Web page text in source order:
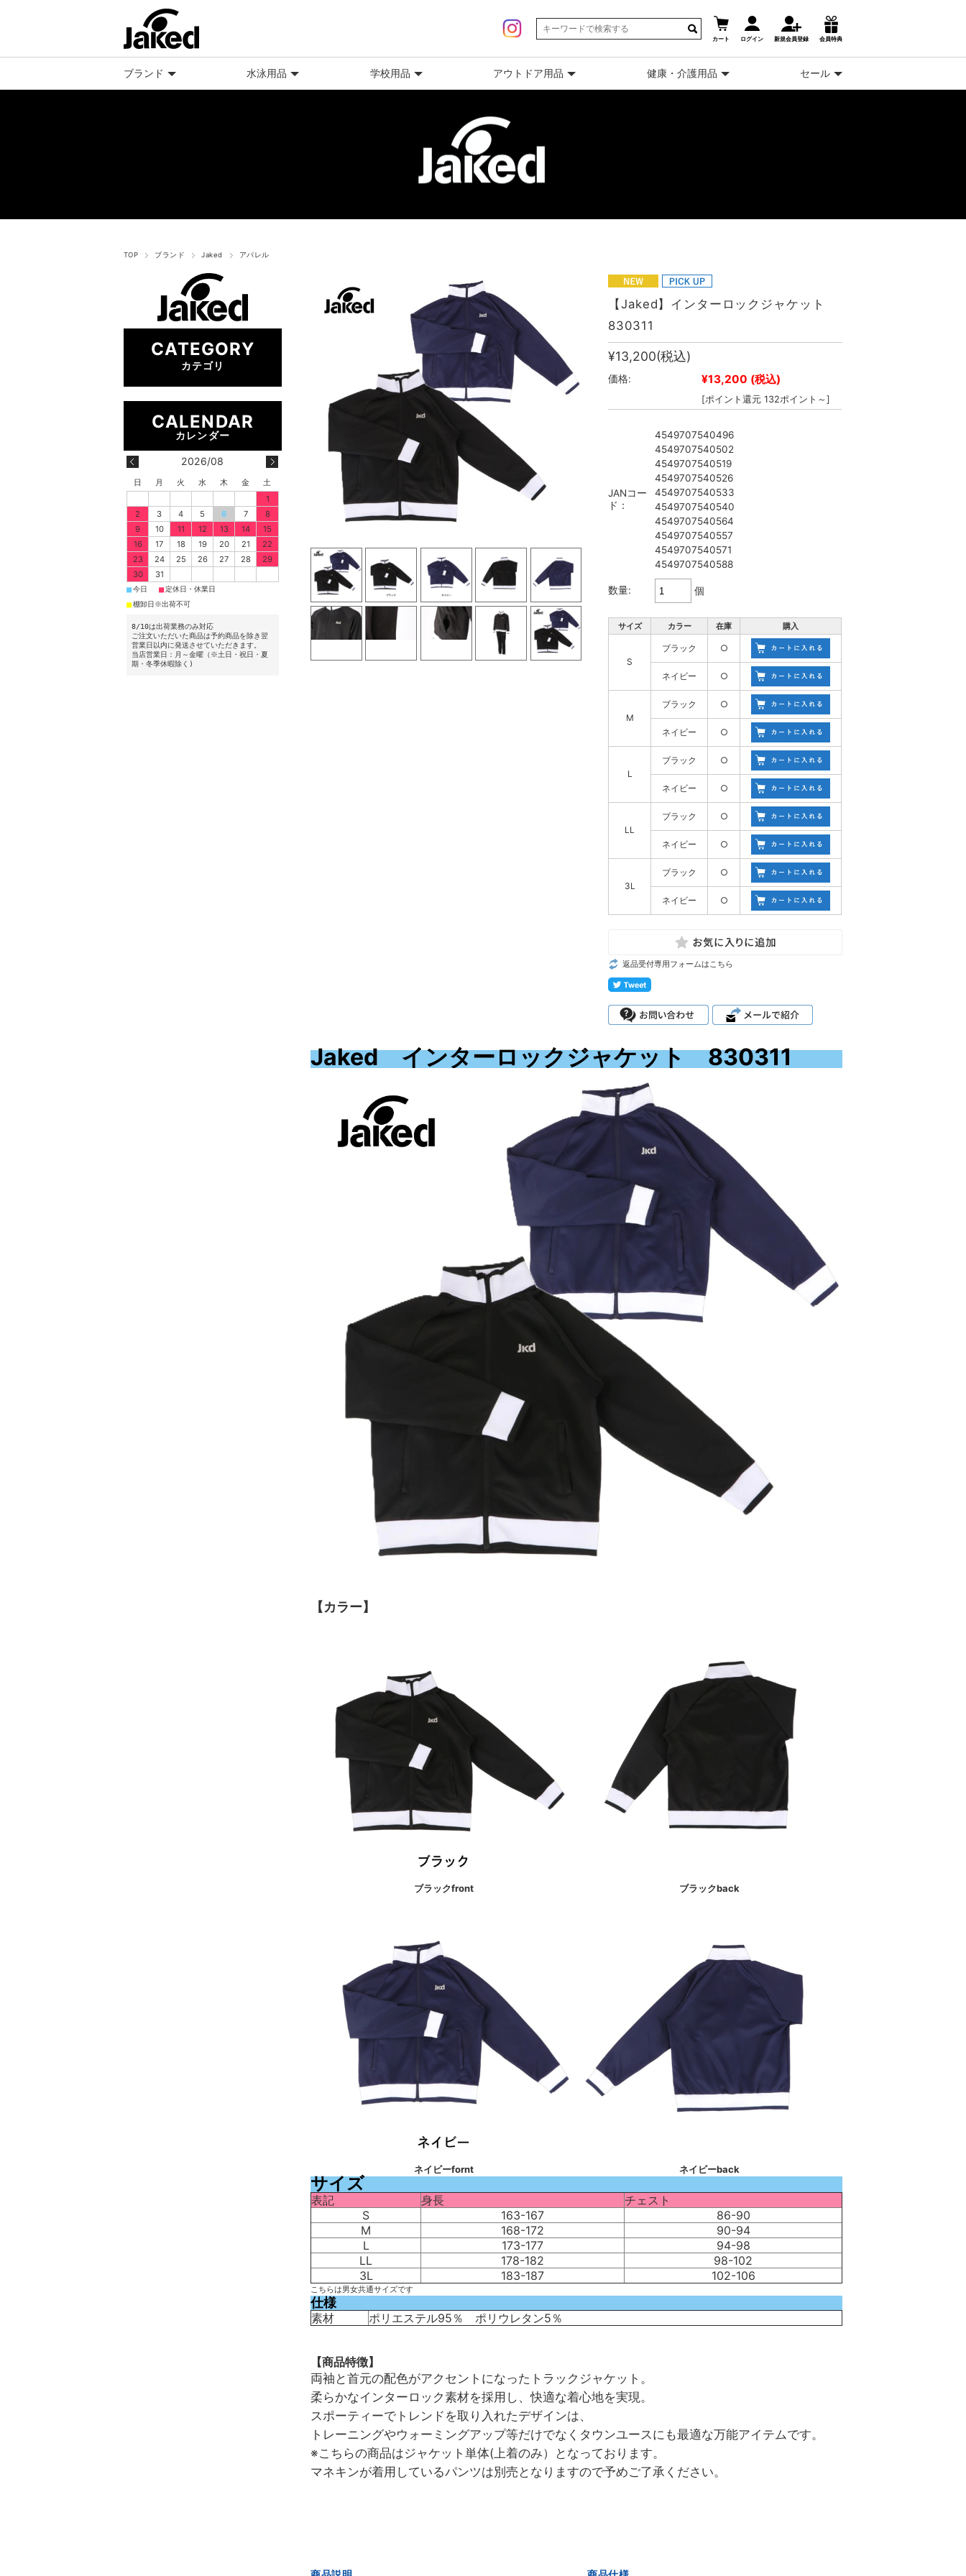
カート ログイン 新規会員登録 会員特典
ブランド 水泳用品 学校用品 アウトドア用品 健康・介護用品 セール
TOP ブランド Jaked アパレル
【Jaked】インターロックジャケット
830311
¥13,200(税込)
価格: ¥13,200 (税込)
[ポイント還元 132ポイント～]
JANコー
ド：
4549707540496
4549707540502
4549707540519
4549707540526
4549707540533
4549707540540
4549707540564
4549707540557
4549707540571
4549707540588
数量: 個
サイズ カラー 在庫 購入
S
ブラック ○
ネイビー ○
M
ブラック ○
ネイビー ○
L
ブラック ○
ネイビー ○
LL
ブラック ○
ネイビー ○
3L
ブラック ○
ネイビー ○
返品受付専用フォームはこちら
Jaked インターロックジャケット 830311
【カラー】
ブラックfront ブラックback
ネイビーfornt ネイビーback
サイズ
表記 身長
チェスト
S
163-167
86-90
M
168-172
90-94
L
173-177
94-98
LL
178-182
98-102
3L
183-187 102-106
こちらは男女共通サイズです
仕様
素材 ポリエステル95％ ポリウレタン5％
【商品特徴】
両袖と首元の配色がアクセントになったトラックジャケット。
柔らかなインターロック素材を採用し、快適な着心地を実現。
スポーティーでトレンドを取り入れたデザインは、
トレーニングやウォーミングアップ等だけでなくタウンユースにも最適な万能アイテムです。
※こちらの商品はジャケット単体(上着のみ）となっております。
マネキンが着用しているパンツは別売となりますので予めご了承ください。
CATEGORY
カテゴリ
2026/08
日 月 火 水 木 金
土
1
2
3 4 5 6 7
8
9
10 11 12 13 14
15
16
17 18 19 20 21
22
23
24 25 26 27 28
29
30
31
■今日 ■定休日・休業日
■棚卸日※出荷不可
8/10は出荷業務のみ対応
ご注文いただいた商品は予約商品を除き翌
営業日以内に発送させていただきます。
当店営業日：月～金曜（※土日・祝日・夏
期・冬季休暇除く)